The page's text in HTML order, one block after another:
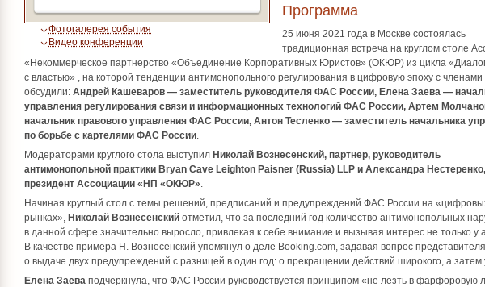
Фотогалерея события
Видео конференции
Программа
25 июня 2021 года в Москве состоялась
традиционная встреча на круглом столе
«Некоммерческое партнерство «Объединение Корпоративных Юристов» (ОКЮР) из цикла
с властью» , на которой тенденции антимонопольного регулирования в цифровую эпоху с
обсудили: Андрей Кашеваров — заместитель руководителя ФАС России, Елена Заева —
управления регулирования связи и информационных технологий ФАС России, Артем
начальник правового управления ФАС России, Антон Тесленко — заместитель начальника
по борьбе с картелями ФАС России.
Модераторами круглого стола выступил Николай Вознесенский, партнер, руководитель
антимонопольной практики Bryan Cave Leighton Paisner (Russia) LLP и Александра Нестеренко,
президент Ассоциации «НП «ОКЮР».
Начиная круглый стол с темы решений, предписаний и предупреждений ФАС России на
рынках», Николай Вознесенский отметил, что за последний год количество антимонопольных
в данной сфере значительно выросло, привлекая к себе внимание и вызывая интерес не только у
В качестве примера Н. Вознесенский упомянул о деле Booking.com, задавая вопрос
о выдаче двух предупреждений с разницей в один год: о прекращении действий широкого, а затем
Елена Заева подчеркнула, что ФАС России руководствуется принципом «не лезть в фарфоровую